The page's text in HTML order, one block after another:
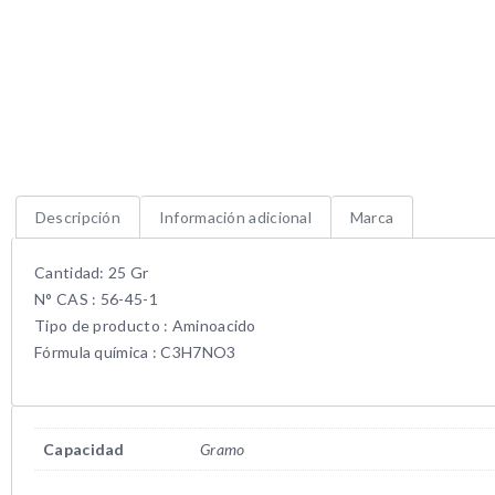
Descripción Información adicional Marca
Cantidad: 25 Gr
N° CAS : 56-45-1
Tipo de producto : Aminoacido
Fórmula química : C3H7NO3
Capacidad Gramo